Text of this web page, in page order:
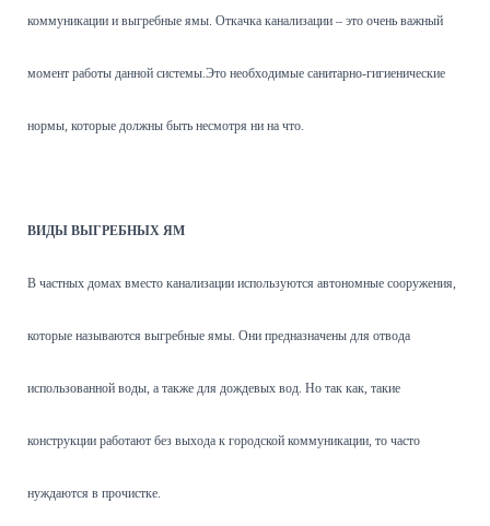
коммуникации и выгребные ямы. Откачка канализации – это очень важный
момент работы данной системы.Это необходимые санитарно-гигиенические
нормы, которые должны быть несмотря ни на что.
ВИДЫ ВЫГРЕБНЫХ ЯМ
В частных домах вместо канализации используются автономные сооружения,
которые называются выгребные ямы. Они предназначены для отвода
использованной воды, а также для дождевых вод. Но так как, такие
конструкции работают без выхода к городской коммуникации, то часто
нуждаются в прочистке.